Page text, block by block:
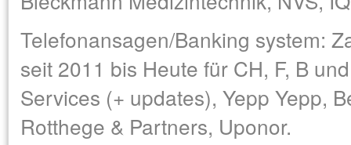
Telefonansagen/Banking system:
seit 2011 bis Heute für CH, F, B
Services (+ updates), Yepp Yepp,
Rotthege & Partners, Uponor.